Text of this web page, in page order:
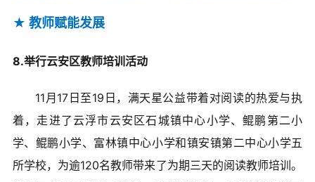
★ 教师赋能发展
8.举行云安区教师培训活动
11月17日至19日，满天星公益带着对阅读的热爱与执
着，走进了云浮市云安区石城镇中心小学、鲲鹏第二小
学、鲲鹏小学、富林镇中心小学和镇安镇第二中心小学五
所学校，为逾120名教师带来了为期三天的阅读教师培训。